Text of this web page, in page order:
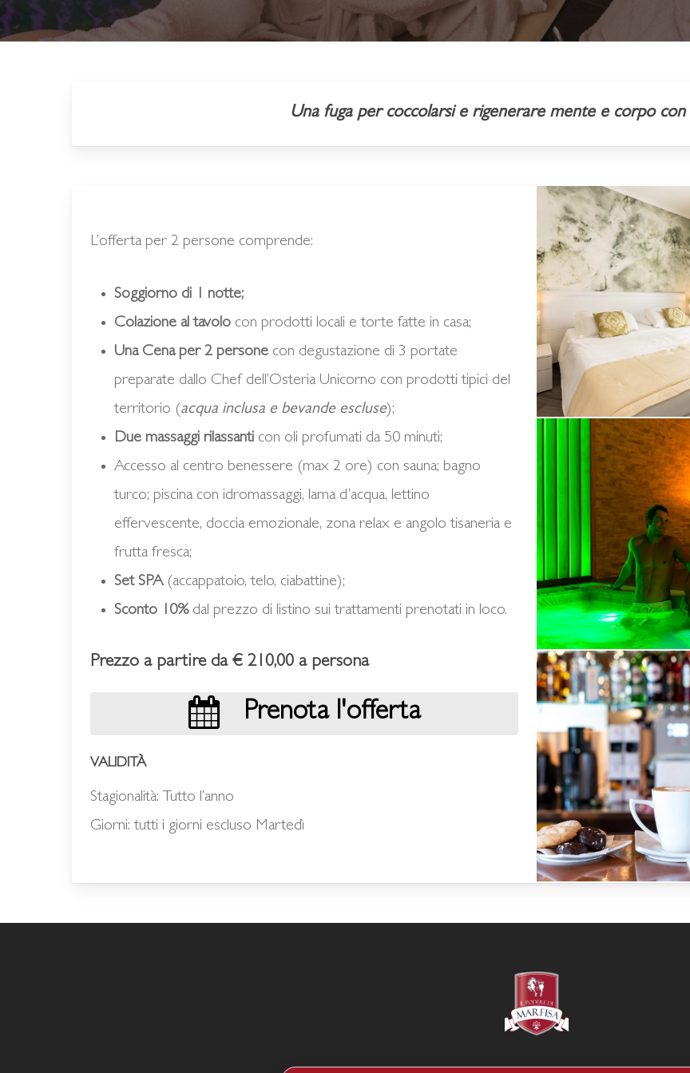
Una fuga per coccolarsi e rigenerare mente e corpo
L’offerta per 2 persone comprende:
Soggiorno di 1 notte;
Colazione al tavolo con prodotti locali e torte fatte in casa;
Una Cena per 2 persone con degustazione di 3 portate
preparate dallo Chef dell’Osteria Unicorno con prodotti tipici del
territorio (acqua inclusa e bevande escluse);
Due massaggi rilassanti con oli profumati da 50 minuti;
Accesso al centro benessere (max 2 ore) con sauna; bagno
turco; piscina con idromassaggi, lama d’acqua, lettino
effervescente, doccia emozionale, zona relax e angolo tisaneria e
frutta fresca;
Set SPA(accappatoio, telo, ciabattine);
Sconto 10%dal prezzo di listino sui trattamenti prenotati in loco.
Prezzo a partire da € 210,00 a persona
Prenota l'offerta
VALIDITÀ
Stagionalità: Tutto l’anno
Giorni: tutti i giorni escluso Martedì
Podere
Marfisa
30
novembre
2022
38
LD
www.albertoblasetti.com
podere_marfisa_s1-
449